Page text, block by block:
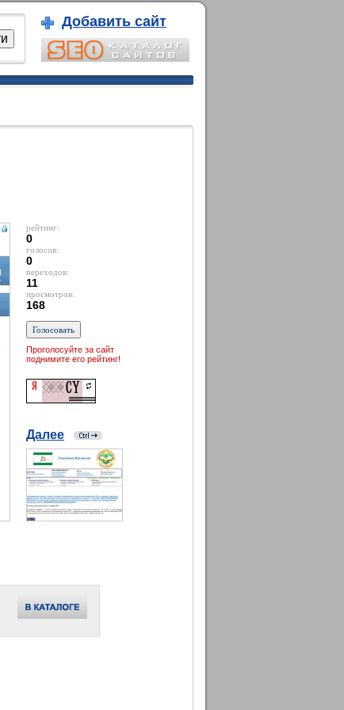
Добавить сайт
рейтинг:
0
голосов:
0
переходов:
11
просмотров:
168
Проголосуйте за сайт
поднимите его рейтинг!
Далее